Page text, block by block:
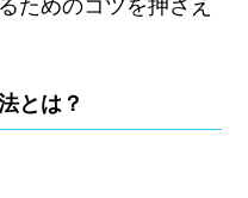
ためのコツを押さえ
とは？